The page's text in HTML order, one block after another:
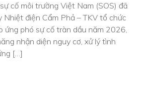
cố môi trường Việt Nam (SOS) đã
Nhiệt điện Cẩm Phả – TKV tổ chức
ứng phó sự cố tràn dầu năm 2026,
nhận diện nguy cơ, xử lý tình
[…]